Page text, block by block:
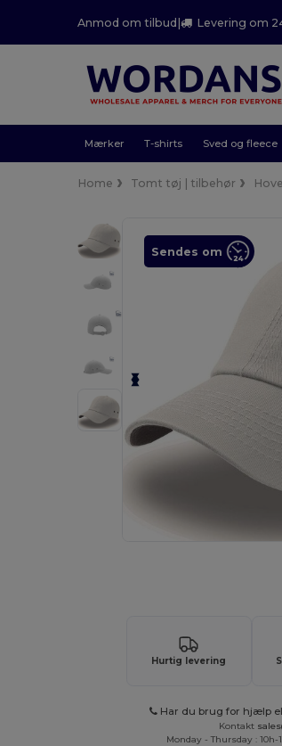
Anmod om tilbud| Levering om
Mærker T-shirts Sved og fleece
Home Tomt tøj | tilbehør
Sendes om
Hurtig levering
Har du brug for hjælp
Kontakt
Monday - Thursday : 10h-